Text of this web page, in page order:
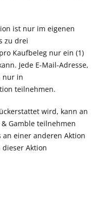
ist nur im eigenen
zu drei
Kaufbeleg nur ein (1)
Jede E-Mail-Adresse,
nur in
teilnehmen.
wird, kann an
Gamble teilnehmen
an einer anderen Aktion
Aktion